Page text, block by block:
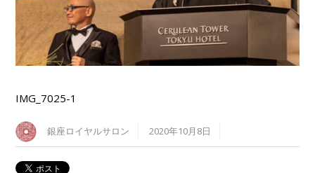
IMG_7025-1
銀座ロイヤルサロン 2020年10月8日